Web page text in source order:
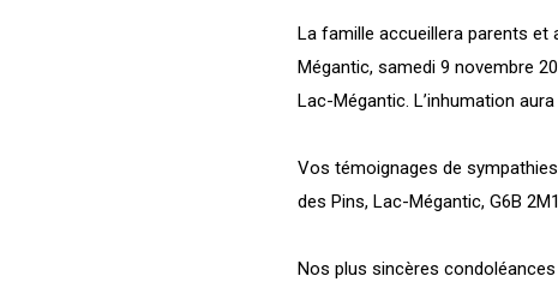
La famille accueillera parents et
Mégantic, samedi 9 novembre
Lac-Mégantic. L’inhumation
Vos témoignages de
des Pins, Lac-Mégantic, G6B
Nos plus sincères